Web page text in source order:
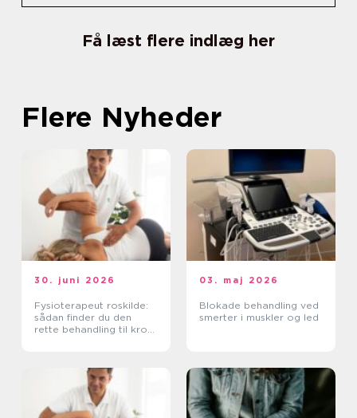
Få læst flere indlæg her
Flere Nyheder
30. juni 2026
Fysioterapeut roskilde:
sådan finder du den
rette behandling til krop
03. maj 2026
Blokade behandling ved
smerter i muskler og led